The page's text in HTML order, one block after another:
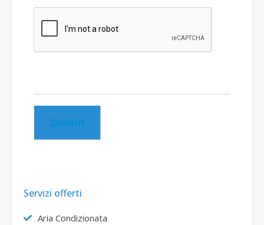
Submit
Servizi offerti
Aria Condizionata